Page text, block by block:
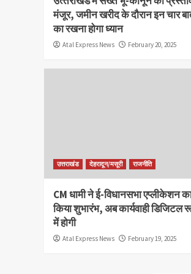
मंजूर, जमीन खरीद के दौरान इन चार
का रखना होगा ध्‍यान
Atal Express News February 20, 2025
उत्तराखंड देहरादून/मसूरी राजनीति
CM धामी ने ई-विधानसभा एप्लीकेशन
किया शुभारंभ, अब कार्यवाही डिजिटल
में होगी
Atal Express News February 19, 2025